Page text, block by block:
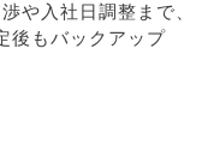
や入社日調整まで、
後もバックアップ